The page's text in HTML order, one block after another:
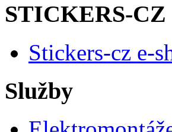
STICKERS-CZ
Stickers-cz e-
Služby